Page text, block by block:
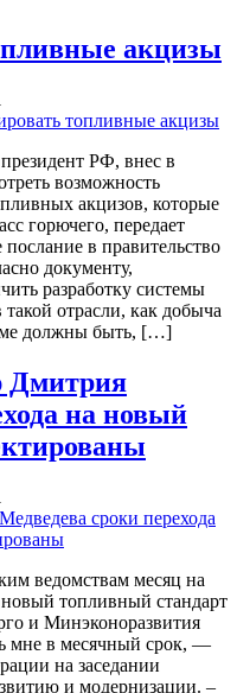
акцизы
РФ, внес в
возможность
акцизов, которые
горючего, передает
в правительство
документу,
разработку системы
отрасли, как добыча
должны быть, […]
Дмитрия
на новый
ведомствам месяц на
новый топливный стандарт
и Минэконоразвития
мне в месячный срок, —
на заседании
и модернизации. –